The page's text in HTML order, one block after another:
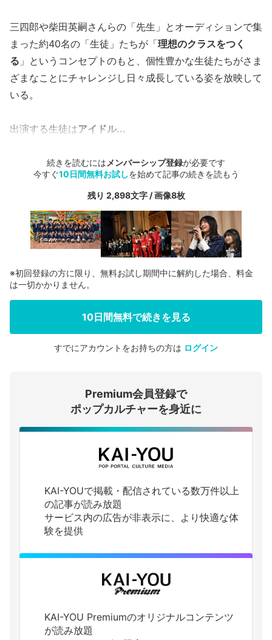
三四郎や柴田英嗣さんらの「先生」とオーディションで集
まった約40名の「生徒」たちが「理想のクラスをつく
る 」というコンセプトのもと、個性豊かな生徒たちがさま
ざまなことにチャレンジし日々成長している姿を放映して
いる。
出演する生徒はアイドル...
続きを読むには メンバーシップ登録が必要です
今すぐ10日間無料お試しを始めて記事の続きを読もう
残り 2,898文字 / 画像8枚
会員登録する
ログインする
※初回登録の方に限り、無料お試し期間中に解約した場合、料金
は一切かかりません。
10日間無料で続きを見る
すでにアカウントをお持ちの方は ログイン
Premium会員登録で
ポップカルチャーを身近に
KAI-YOUで掲載・配信されている数万件以上
の記事が読み放題
サービス内の広告が非表示に、より快適な体
験を提供
KAI-YOU Premiumのオリジナルコンテンツ
が読み放題